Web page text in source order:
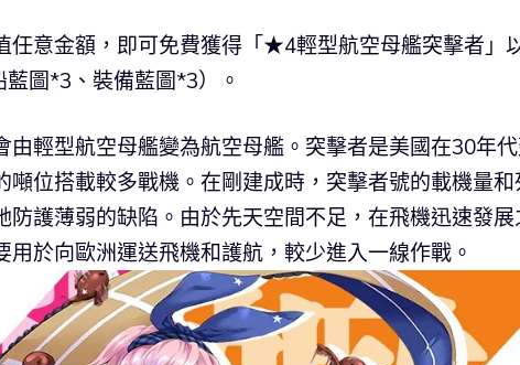
任意金額，即可免費獲得「★4輕型航空母艦突擊者」
圖*3、裝備藍圖*3）。
由輕型航空母艦變為航空母艦。突擊者是美國在30年
位搭載較多戰機。在剛建成時，突擊者號的載機量和
護薄弱的缺陷。由於先天空間不足，在飛機迅速發展
於向歐洲運送飛機和護航，較少進入一線作戰。